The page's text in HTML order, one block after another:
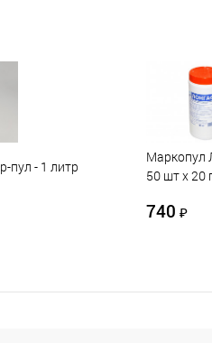
пул - 1 литр
Маркопул
50 шт х 20
740 ₽